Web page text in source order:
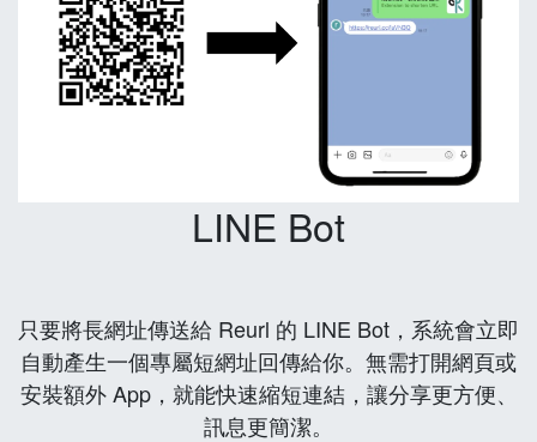
LINE Bot
只要將長網址傳送給 Reurl 的 LINE Bot，系統會立即
自動產生一個專屬短網址回傳給你。無需打開網頁或
安裝額外 App，就能快速縮短連結，讓分享更方便、
訊息更簡潔。